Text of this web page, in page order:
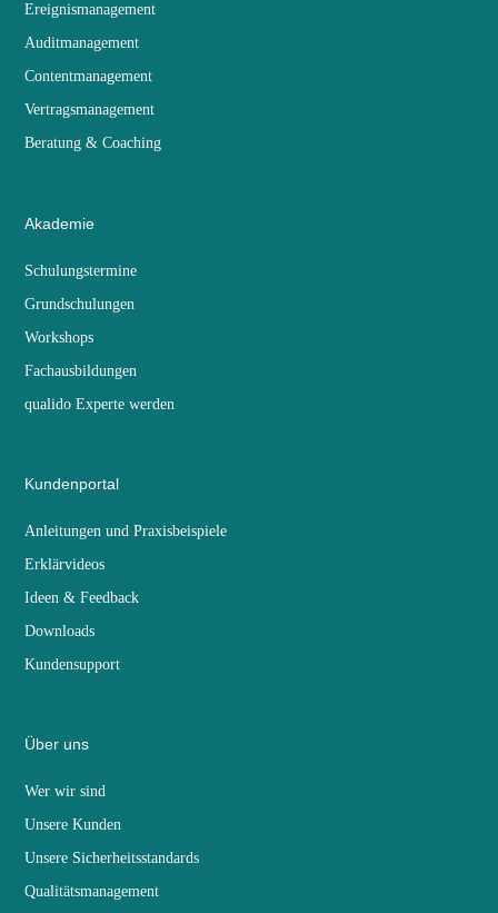
Ereignismanagement
Auditmanagement
Contentmanagement
Vertragsmanagement
Beratung & Coaching
Akademie
Schulungstermine
Grundschulungen
Workshops
Fachausbildungen
qualido Experte werden
Kundenportal
Anleitungen und Praxisbeispiele
Erklärvideos
Ideen & Feedback
Downloads
Kundensupport
Über uns
Wer wir sind
Unsere Kunden
Unsere Sicherheitsstandards
Qualitätsmanagement